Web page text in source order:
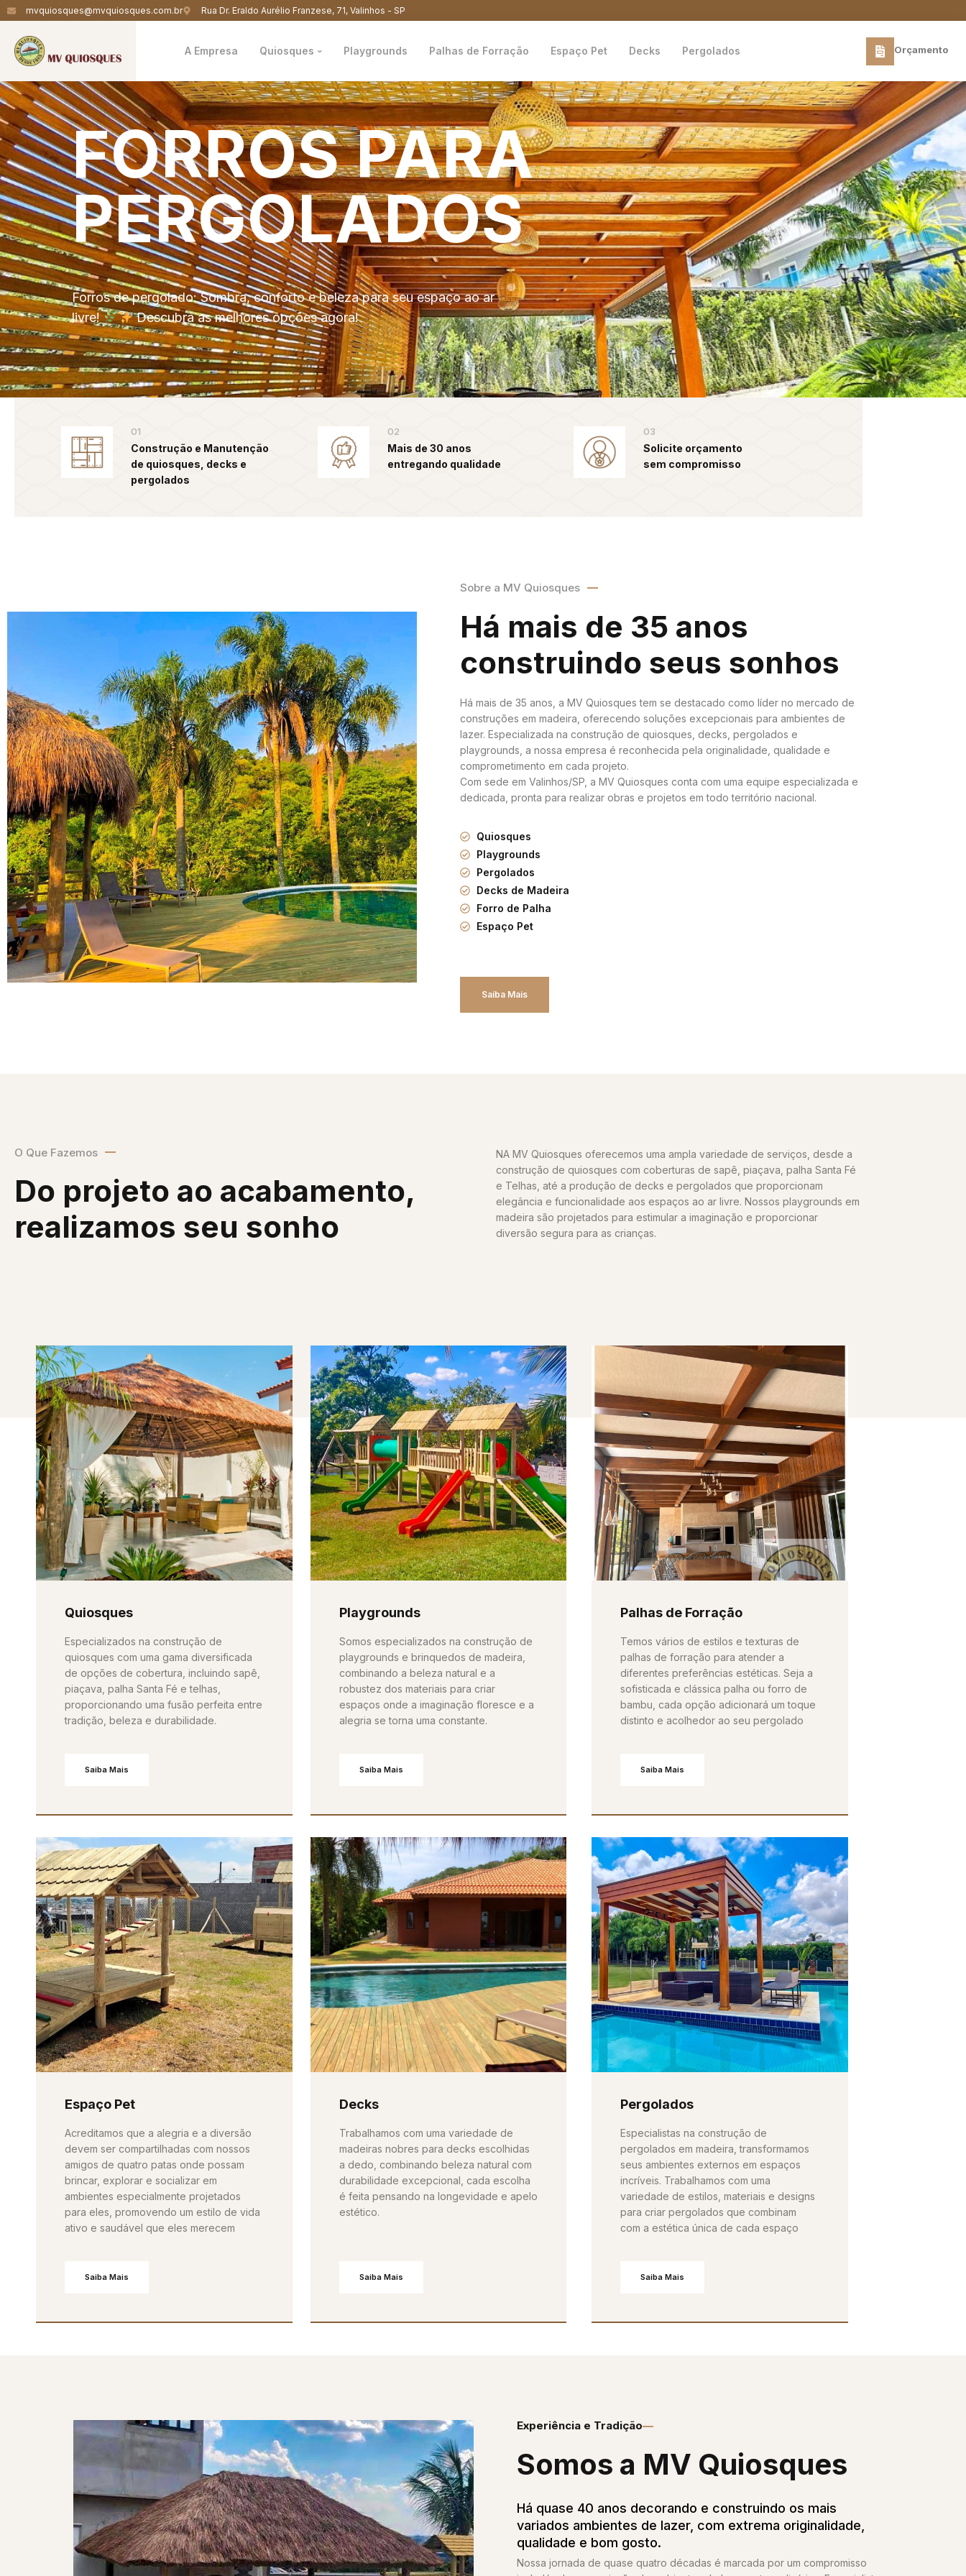
mvquiosques@mvquiosques.com.br Rua Dr. Eraldo Aurélio Franzese, 71, Valinhos - SP
A Empresa Quiosques Playgrounds Palhas de Forração Espaço Pet Decks Pergolados Orçamento
FORROSPARA
PERGOLADOS
Forros de pergolado: Sombra, conforto e beleza para seu espaço ao ar
livre!
Descubra as melhores opções agora!
01
Construção e Manutenção
de quiosques, decks e
pergolados
02
Mais de 30 anos
entregando qualidade
03
Solicite orçamento
sem compromisso
Sobre a MV Quiosques
Há mais de 35 anos
construindo seus sonhos
Há mais de 35 anos, a MV Quiosques tem se destacado como líder no mercado de
construções em madeira, oferecendo soluções excepcionais para ambientes de
lazer. Especializada na construção de quiosques, decks, pergolados e
playgrounds, a nossa empresa é reconhecida pela originalidade, qualidade e
comprometimento em cada projeto.
Com sede em Valinhos/SP, a MV Quiosques conta com uma equipe especializada e
dedicada, pronta para realizar obras e projetos em todo território nacional.
Quiosques
Playgrounds
Pergolados
Decks de Madeira
Forro de Palha
Espaço Pet
Saiba Mais
O Que Fazemos
Do projeto ao acabamento,
realizamos seu sonho
NA MV Quiosques oferecemos uma ampla variedade de serviços, desde a
construção de quiosques com coberturas de sapê, piaçava, palha Santa Fé
e Telhas, até a produção de decks e pergolados que proporcionam
elegância e funcionalidade aos espaços ao ar livre. Nossos playgrounds em
madeira são projetados para estimular a imaginação e proporcionar
diversão segura para as crianças.
Quiosques
Especializados na construção de
quiosques com uma gama diversificada
de opções de cobertura, incluindo sapê,
piaçava, palha Santa Fé e telhas,
proporcionando uma fusão perfeita entre
tradição, beleza e durabilidade.
Saiba Mais
Playgrounds
Somos especializados na construção de
playgrounds e brinquedos de madeira,
combinando a beleza natural e a
robustez dos materiais para criar
espaços onde a imaginação floresce e a
alegria se torna uma constante.
Saiba Mais
Palhas de Forração
Temos vários de estilos e texturas de
palhas de forração para atender a
diferentes preferências estéticas. Seja a
sofisticada e clássica palha ou forro de
bambu, cada opção adicionará um toque
distinto e acolhedor ao seu pergolado
Saiba Mais
Espaço Pet
Acreditamos que a alegria e a diversão
devem ser compartilhadas com nossos
amigos de quatro patas onde possam
brincar, explorar e socializar em
ambientes especialmente projetados
para eles, promovendo um estilo de vida
ativo e saudável que eles merecem
Saiba Mais
Decks
Trabalhamos com uma variedade de
madeiras nobres para decks escolhidas
a dedo, combinando beleza natural com
durabilidade excepcional, cada escolha
é feita pensando na longevidade e apelo
estético.
Saiba Mais
Pergolados
Especialistas na construção de
pergolados em madeira, transformamos
seus ambientes externos em espaços
incríveis. Trabalhamos com uma
variedade de estilos, materiais e designs
para criar pergolados que combinam
com a estética única de cada espaço
Saiba Mais
Experiência e Tradição
Somos a MV Quiosques​
Há quase 40 anos decorando e construindo os mais
variados ambientes de lazer, com extrema originalidade,
qualidade e bom gosto.
Nossa jornada de quase quatro décadas é marcada por um compromisso